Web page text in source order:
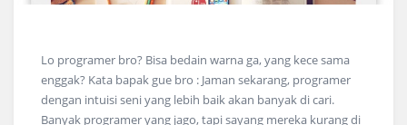
Lo programer bro? Bisa bedain warna ga, yang kece sama
enggak? Kata bapak gue bro : Jaman sekarang, programer
dengan intuisi seni yang lebih baik akan banyak di cari.
Banyak programer yang jago, tapi sayang mereka kurang di